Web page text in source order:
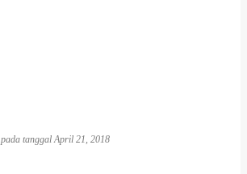
pada tanggalApril 21, 2018